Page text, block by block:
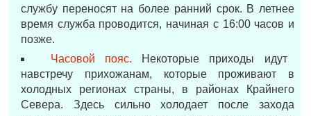
службу переносят на более ранний срок. В летнее
время служба проводится, начиная с 16:00 часов и
позже.
Часовой пояс. Некоторые приходы идут
навстречу прихожанам, которые проживают в
холодных регионах страны, в районах Крайнего
Севера. Здесь сильно холодает после захода